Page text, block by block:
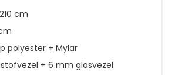
cm
polyester + Mylar
+ 6 mm glasvezel